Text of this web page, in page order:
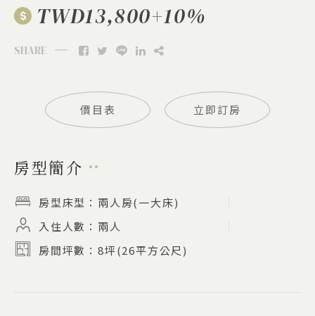
TWD13,800+10%
SHARE
價目表 立即訂房
房型簡介
房型床型： 兩人房(一大床)
入住人數： 兩人
房間坪數： 8坪(26平方公尺)